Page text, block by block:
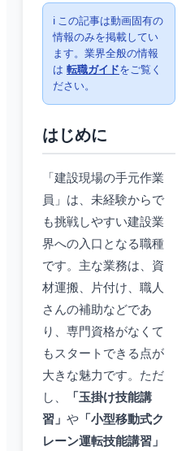
ℹ️ この記事は動画固有の
情報のみを掲載してい
ます。業界全般の情報
は 転職ガイドをご覧く
ださい。
はじめに
「建設現場の手元作業
員」は、未経験からで
も挑戦しやすい建設業
界への入口となる職種
です。主な業務は、資
材運搬、片付け、職人
さんの補助などであ
り、専門資格がなくて
もスタートできる点が
大きな魅力です。ただ
し、
「玉掛け技能講
習」 や 「小型移動式ク
レーン運転技能講習」